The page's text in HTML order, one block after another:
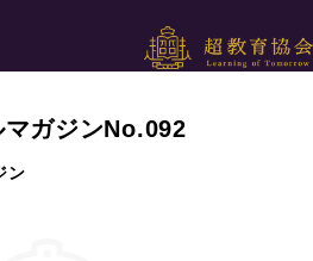
ガジンNo.092
ン